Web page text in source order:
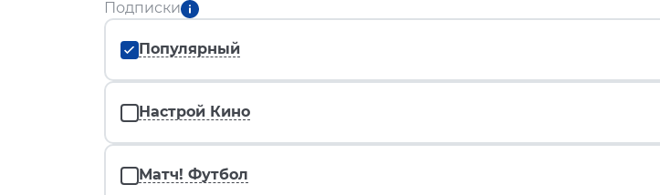
Подписки
Популярный
Настрой Кино
Матч! Футбол